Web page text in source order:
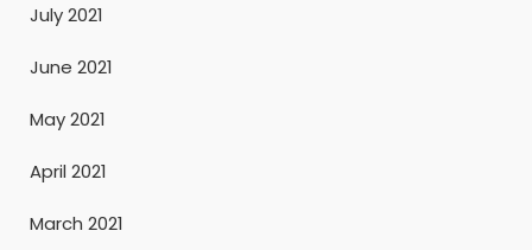
July 2021
June 2021
May 2021
April 2021
March 2021